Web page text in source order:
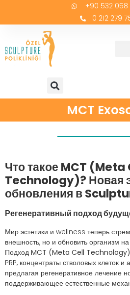
+90 532 058
0 212 279
MCT
Что такое MCT (Meta
Technology)? Новая
обновления в
Регенеративный подход
Мир эстетики и wellness теперь
внешность, но и обновить организм
Подход MCT (Meta Cell Technology)
PRP, концентраты стволовых клеток и
предлагая регенеративное лечение
поддерживающее естественные